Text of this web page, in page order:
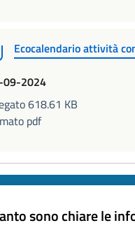
Ecocalendario attività
09-2024
618.61 KB
pdf
sono chiare le